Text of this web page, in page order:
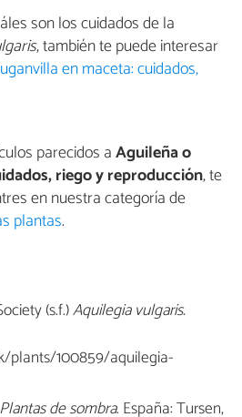
son los cuidados de la
, también te puede interesar
en maceta: cuidados,
parecidos aAguileña o
riego y reproducción, te
en nuestra categoría de
plantas.
(s.f.)Aquilegia vulgaris.
plants/100859/aquilegia-
Plantas de sombra. España: Tursen,